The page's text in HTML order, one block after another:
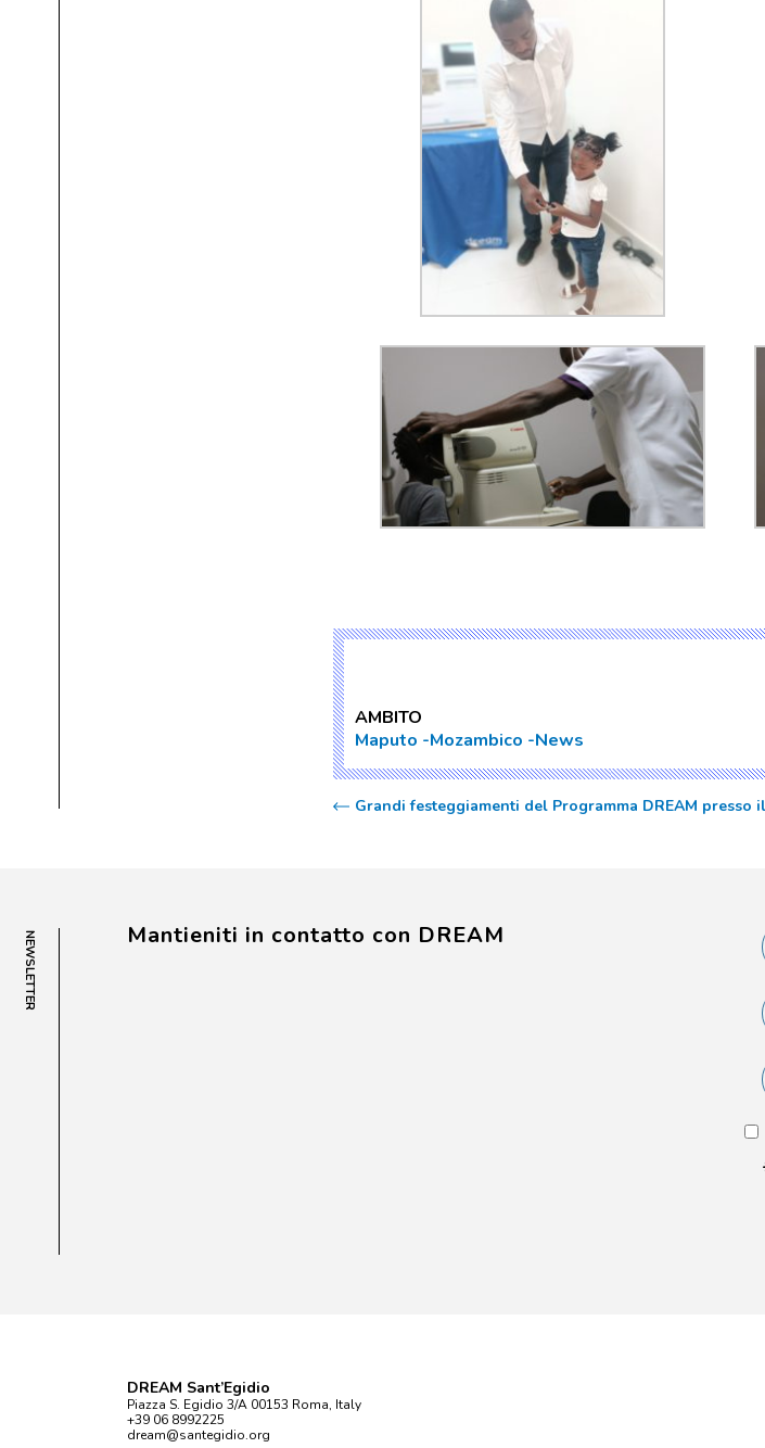
AMBITO
Maputo Mozambico News
Grandi festeggiamenti del Programma DREAM
NEWSLETTER Mantieniti in contatto con DREAM
DREAM Sant’Egidio
Piazza S. Egidio 3/A 00153 Roma, Italy
+39 06 8992225
dream@santegidio.org